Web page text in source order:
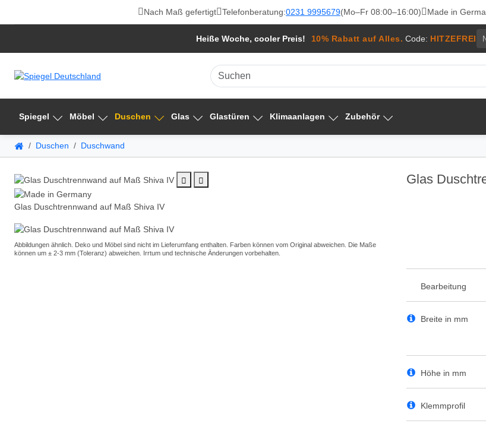
Nach Maß gefertigt Telefonberatung:0231 9995679(Mo–Fr 08:00–16:00) Made in
Heiße Woche, cooler Preis! 10% Rabatt auf Alles. Code: HITZEFREI
Spiegel Möbel Duschen Glas Glastüren Klimaanlagen Zubehör
Duschen Duschwand
Glas Duschtrennwand auf Maß Shiva IV
Glas
Bearbeitung
Breite in mm
Höhe in mm
Klemmprofil